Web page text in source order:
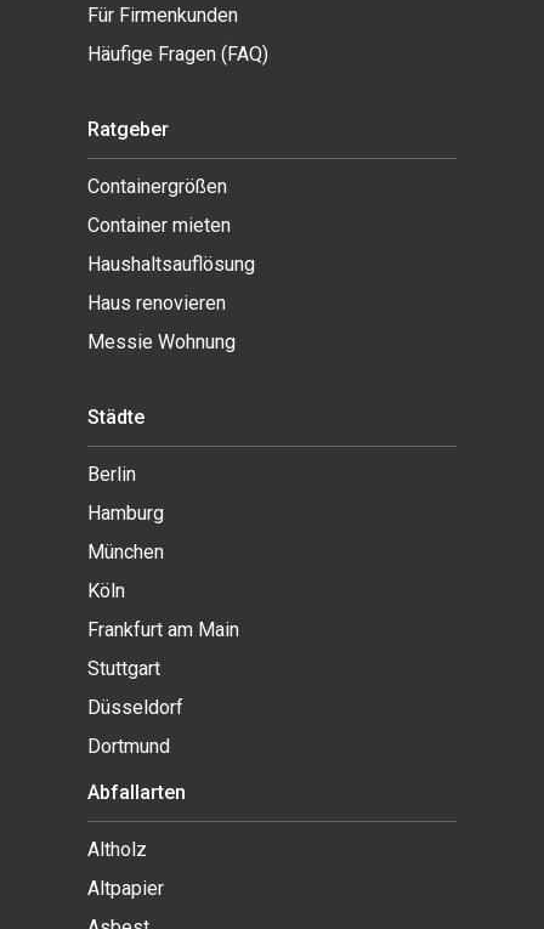
Für Firmenkunden
Häufige Fragen (FAQ)
Ratgeber
Containergrößen
Container mieten
Haushaltsauflösung
Haus renovieren
Messie Wohnung
Städte
Berlin
Hamburg
München
Köln
Frankfurt am Main
Stuttgart
Düsseldorf
Dortmund
Abfallarten
Altholz
Altpapier